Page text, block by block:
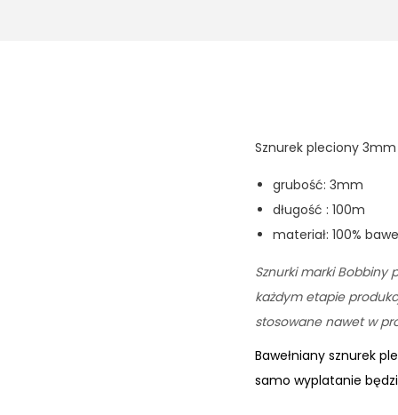
Sznurek pleciony 3mm
grubość: 3mm
długość : 100m
materiał: 100%
Sznurki marki Bobbiny
każdym etapie
stosowane nawet w
Bawełniany sznurek
samo wyplatanie